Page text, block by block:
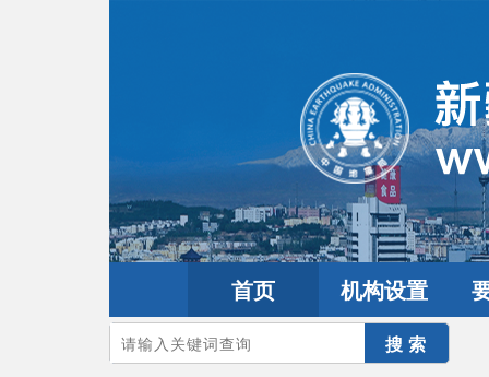
首页 机构设置
您的当前位置：首页>政务公开